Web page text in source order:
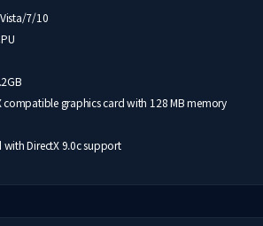
7/10
compatible graphics card with 128 MB memory
DirectX 9.0c support